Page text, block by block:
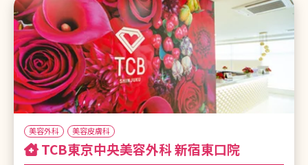
美容外科 美容皮膚科
TCB東京中央美容外科 新宿東口院